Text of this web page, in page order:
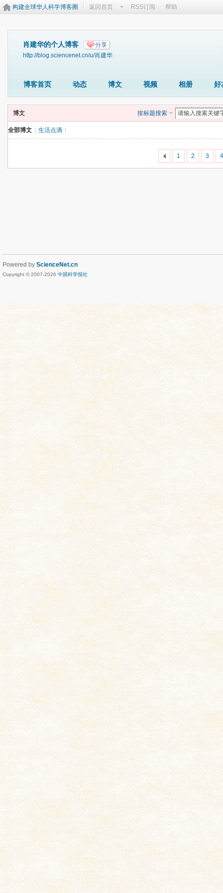
构建全球华人科学博客圈 返回首页 RSS订阅 帮助
肖建华的个人博客 分享
http://blog.sciencenet.cn/u/肖建华
博客首页 动态 博文 视频 相册 好
博文 按标题搜索
全部博文 生活点滴
1 2 3 4
Powered by ScienceNet.cn
Copyright © 2007-2026 中国科学报社